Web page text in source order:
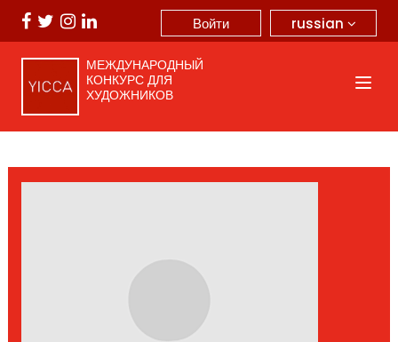
russian
Войти
МЕЖДУНАРОДНЫЙ
КОНКУРС ДЛЯ
ХУДОЖНИКОВ